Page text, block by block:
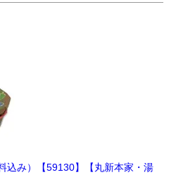
込み）【59130】【丸新本家・湯